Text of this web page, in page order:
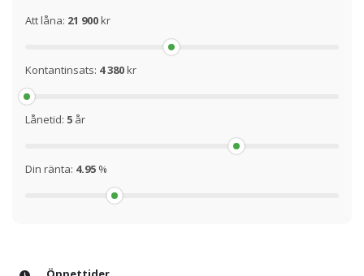
Att låna: 21 900kr
Kontantinsats: 4 380kr
Lånetid: 5 år
Din ränta: 4.95 %